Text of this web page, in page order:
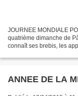
JOURNEE MONDIALE
quatrième dimanche de
connaît ses brebis, les
ANNEE DE LA